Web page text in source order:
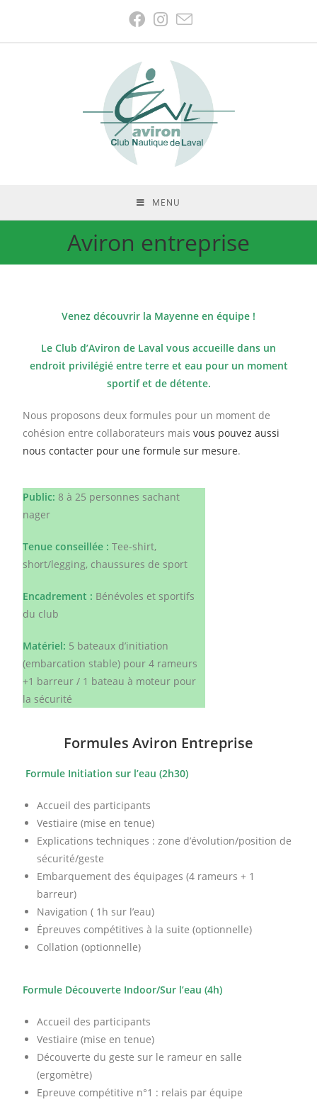
MENU
Aviron entreprise
Venez découvrir la Mayenne en équipe !
Le Club d’Aviron de Laval vous accueille dans un
endroit privilégié entre terre et eau pour un moment
sportif et de détente.
Nous proposons deux formules pour un moment de
cohésion entre collaborateurs maisvous pouvez aussi
nous contacter pour une formule sur mesure.
Public:8 à 25 personnes sachant
nager
Tenue conseillée : Tee-shirt,
short/legging, chaussures de sport
Encadrement : Bénévoles et sportifs
du club
Matériel: 5 bateaux d’initiation
(embarcation stable) pour 4 rameurs
+1 barreur / 1 bateau à moteur pour
la sécurité
Formules Aviron Entreprise
Formule Initiation sur l’eau (2h30)
Accueil des participants
Vestiaire (mise en tenue)
Explications techniques : zone d’évolution/position de
sécurité/geste
Embarquement des équipages (4 rameurs + 1
barreur)
Navigation ( 1h sur l’eau)
Épreuves compétitives à la suite (optionnelle)
Collation (optionnelle)
Formule Découverte Indoor/Sur l’eau (4h)
Accueil des participants
Vestiaire (mise en tenue)
Découverte du geste sur le rameur en salle
(ergomètre)
Epreuve compétitive n°1 : relais par équipe